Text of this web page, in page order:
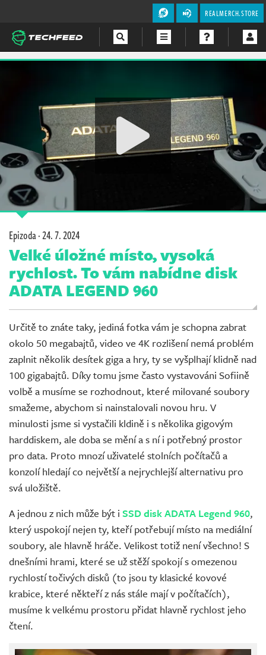
REALMERCH.STORE
Epizoda ·24. 7. 2024
Velké úložné místo, vysoká
rychlost. To vám nabídne disk
ADATA LEGEND 960
Určitě to znáte taky, jediná fotka vám je schopna zabrat
okolo 50 megabajtů, video ve 4K rozlišení nemá problém
zaplnit několik desítek giga a hry, ty se vyšplhají klidně nad
100 gigabajtů. Díky tomu jsme často vystavováni Sofiině
volbě a musíme se rozhodnout, které milované soubory
smažeme, abychom si nainstalovali novou hru. V
minulosti jsme si vystačili kldině i s několika gigovým
harddiskem, ale doba se mění a s ní i potřebný prostor
pro data. Proto mnozí uživatelé stolních počítačů a
konzolí hledají co největší a nejrychlejší alternativu pro
svá uložiště.
A jednou z nich může být i SSD disk ADATA Legend 960,
který uspokojí nejen ty, kteří potřebují místo na mediální
soubory, ale hlavně hráče. Velikost totiž není všechno! S
dnešními hrami, které se už stěží spokojí s omezenou
rychlostí točivých disků (to jsou ty klasické kovové
krabice, které někteří z nás stále mají v počítačích),
musíme k velkému prostoru přidat hlavně rychlost jeho
čtení.